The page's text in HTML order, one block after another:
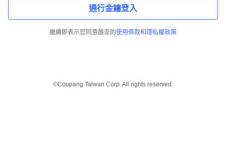
通行金鑰登入
繼續即表示您同意酷澎的使用條款和 隱私權政策
©Coupang Taiwan Corp. All rights reserved.